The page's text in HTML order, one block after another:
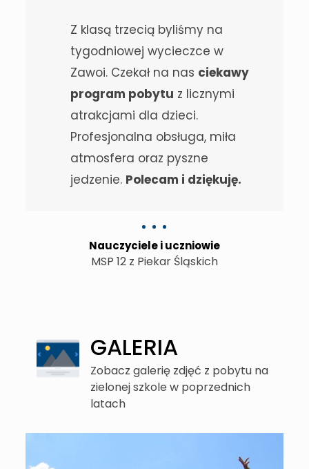
Z klasą trzecią byliśmy na
tygodniowej wycieczce w
Zawoi. Czekał na nas ciekawy
program pobytu z licznymi
atrakcjami dla dzieci.
Profesjonalna obsługa, miła
atmosfera oraz pyszne
jedzenie. Polecam i dziękuję.
Nauczyciele i uczniowie
MSP 12 z Piekar Śląskich
GALERIA
Zobacz galerię zdjęć z pobytu na
zielonej szkole w poprzednich
latach